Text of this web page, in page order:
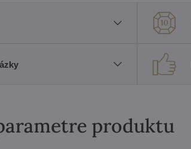
produktu